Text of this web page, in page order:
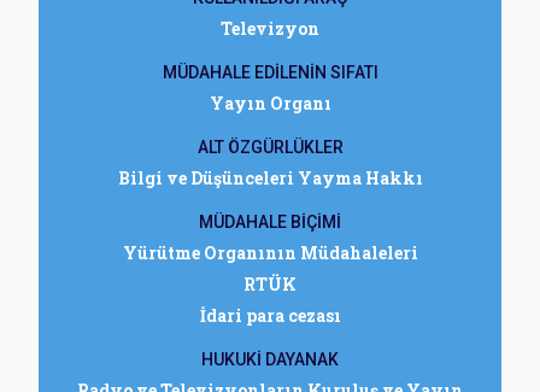
Televizyon
MÜDAHALE EDİLENİN SIFATI
Yayın Organı
ALT ÖZGÜRLÜKLER
Bilgi ve Düşünceleri Yayma Hakkı
MÜDAHALE BİÇİMİ
Yürütme Organının Müdahaleleri
RTÜK
İdari para cezası
HUKUKİ DAYANAK